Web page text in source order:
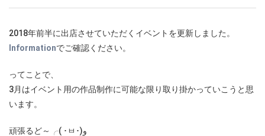
2018年前半に出店させていただくイベントを更新しました。
Informationでご確認ください。
ってことで、
3月はイベント用の作品制作に可能な限り取り掛かっていこうと思
います。
頑張るど～╭( ･ㅂ･)و